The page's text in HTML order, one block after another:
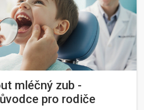
mléčný zub -
pro rodiče